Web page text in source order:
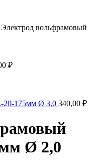
Электрод вольфрамовый
₽
20-175мм Ø 3,0 340,00 ₽
Ø 2,0